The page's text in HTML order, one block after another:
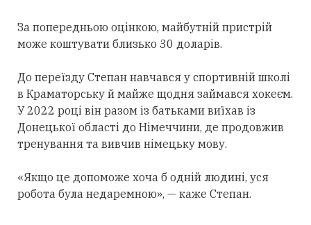
За попередньою оцінкою, майбутній пристрій
може коштувати близько 30 доларів.
До переїзду Степан навчався у спортивній школі
в Краматорську й майже щодня займався хокеєм.
У 2022 році він разом із батьками виїхав із
Донецької області до Німеччини, де продовжив
тренування та вивчив німецьку мову.
«Якщо це допоможе хоча б одній людині, уся
робота була недаремною», — каже Степан.